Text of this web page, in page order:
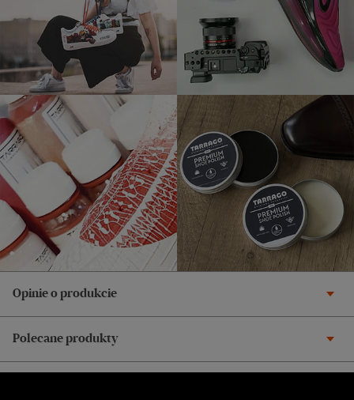
Opinie o produkcie
Polecane produkty